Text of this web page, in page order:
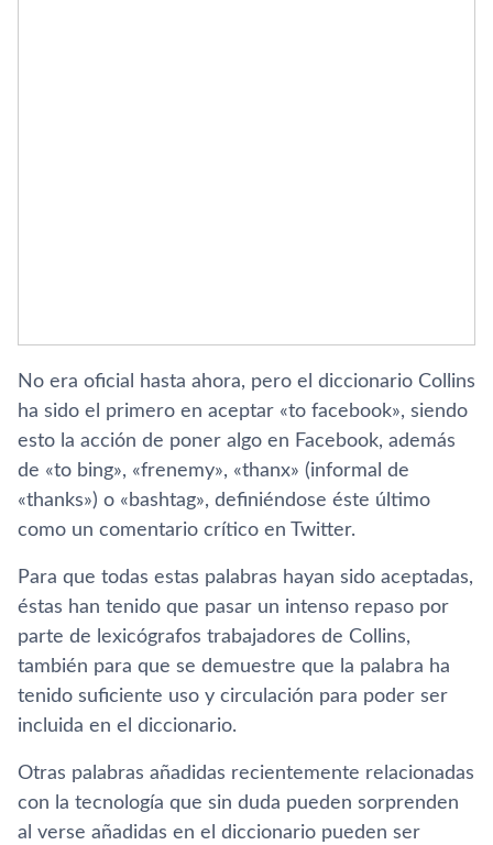
No era oficial hasta ahora, pero el diccionario Collins
ha sido el primero en aceptar «to facebook», siendo
esto la acción de poner algo en Facebook, además
de «to bing», «frenemy», «thanx» (informal de
«thanks») o «bashtag», definiéndose éste último
como un comentario crí­tico en Twitter.
Para que todas estas palabras hayan sido aceptadas,
éstas han tenido que pasar un intenso repaso por
parte de lexicógrafos trabajadores de Collins,
también para que se demuestre que la palabra ha
tenido suficiente uso y circulación para poder ser
incluida en el diccionario.
Otras palabras añadidas recientemente relacionadas
con la tecnologí­a que sin duda pueden sorprenden
al verse añadidas en el diccionario pueden ser